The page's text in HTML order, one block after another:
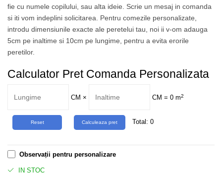
fie cu numele copilului, sau alta ideie. Scrie un mesaj in comanda
si iti vom indeplini solicitarea. Pentru comezile personalizate,
introdu dimensiunile exacte ale peretelui tau, noi ii v-om adauga
5cm pe inaltime si 10cm pe lungime, pentru a evita erorile
peretilor.
Calculator Pret Comanda Personalizata
CM × CM = 0 m2
Total: 0
Observații pentru personalizare
IN STOC